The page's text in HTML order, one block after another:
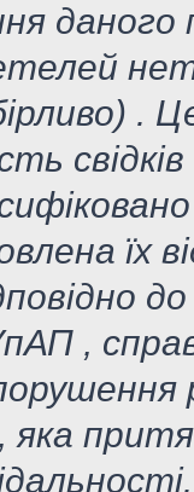
.
їх
,
яка